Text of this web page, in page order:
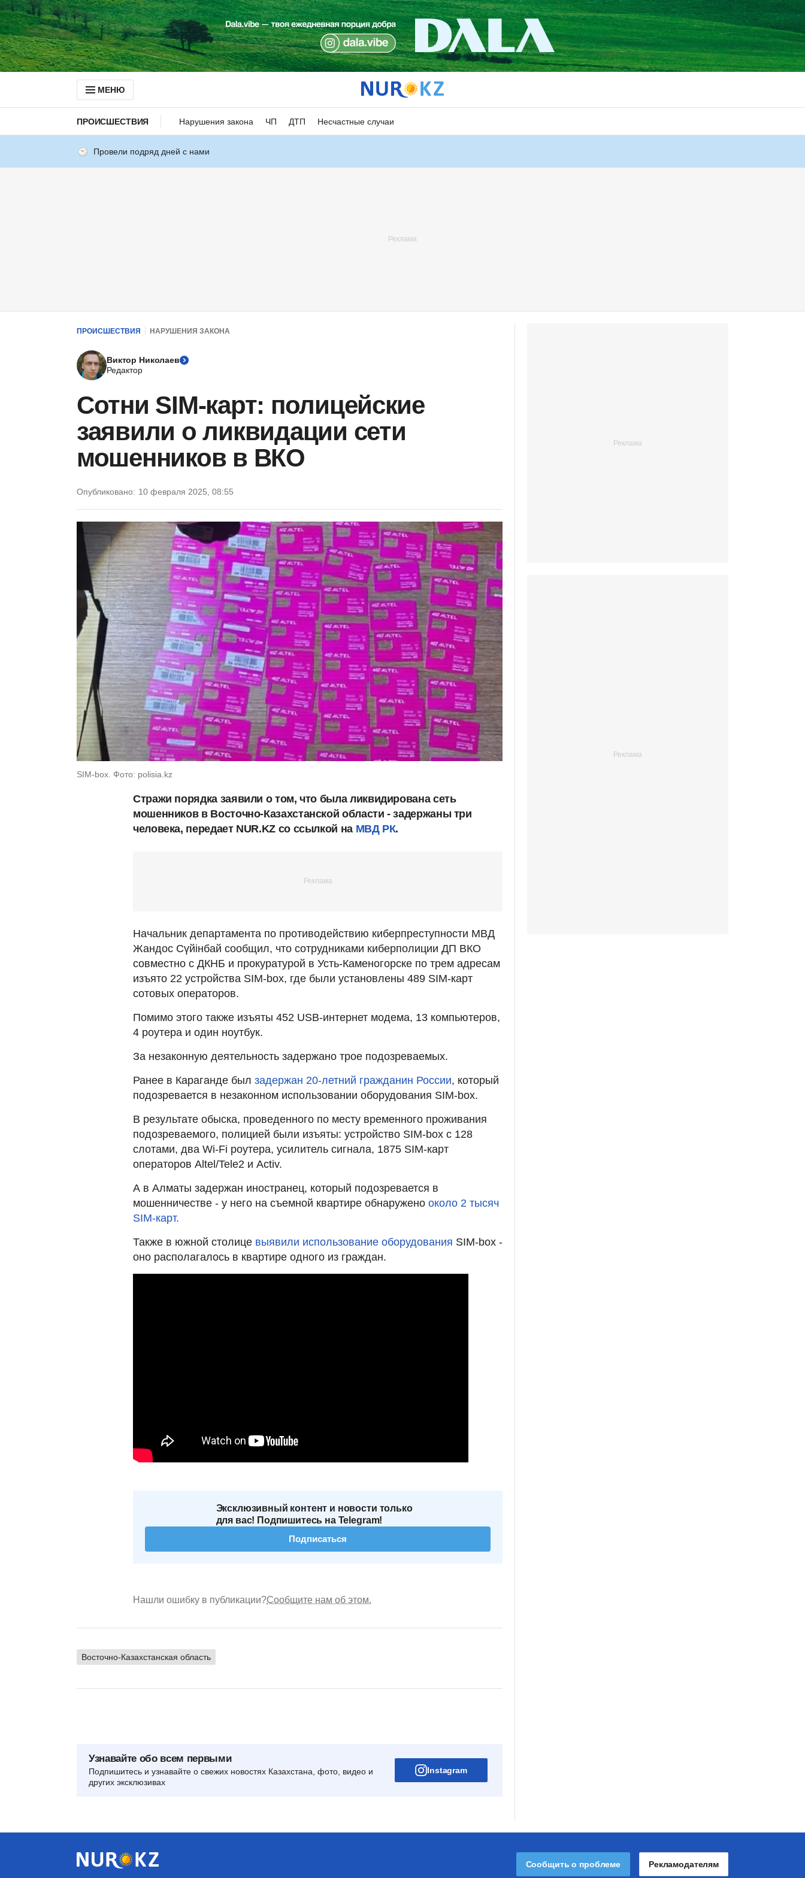
МЕНЮ
ПРОИСШЕСТВИЯ Нарушения закона ЧП ДТП Несчастные случаи
Провели подряд дней с нами
ПРОИСШЕСТВИЯ НАРУШЕНИЯ ЗАКОНА
Виктор Николаев
Редактор
Сотни SIM-карт: полицейские
заявили о ликвидации сети
мошенников в ВКО
Опубликовано: 10 февраля 2025, 08:55
SIM-box. Фото: polisia.kz
Стражи порядка заявили о том, что была ликвидирована сеть
мошенников в Восточно-Казахстанской области - задержаны три
человека, передает NUR.KZ со ссылкой на МВД РК.
Начальник департамента по противодействию киберпреступности МВД
Жандос Сүйінбай сообщил, что сотрудниками киберполиции ДП ВКО
совместно с ДКНБ и прокуратурой в Усть-Каменогорске по трем адресам
изъято 22 устройства SIM-boх, где были установлены 489 SIM-карт
сотовых операторов.
Помимо этого также изъяты 452 USB-интернет модема, 13 компьютеров,
4 роутера и один ноутбук.
За незаконную деятельность задержано трое подозреваемых.
Ранее в Караганде был задержан 20-летний гражданин России, который
подозревается в незаконном использовании оборудования SIM-box.
В результате обыска, проведенного по месту временного проживания
подозреваемого, полицией были изъяты: устройство SIM-box с 128
слотами, два Wi-Fi роутера, усилитель сигнала, 1875 SIM-карт
операторов Altel/Tele2 и Activ.
А в Алматы задержан иностранец, который подозревается в
мошенничестве - у него на съемной квартире обнаружено около 2 тысяч
SIM-карт.
Также в южной столице выявили использование оборудования SIM-box -
оно располагалось в квартире одного из граждан.
Эксклюзивный контент и новости только
для вас! Подпишитесь на Telegram!
Подписаться
Нашли ошибку в публикации?Сообщите нам об этом.
Восточно-Казахстанская область
Узнавайте обо всем первыми
Подпишитесь и узнавайте о свежих новостях Казахстана, фото, видео и
других эксклюзивах
Instagram
Сообщить о проблеме Рекламодателям